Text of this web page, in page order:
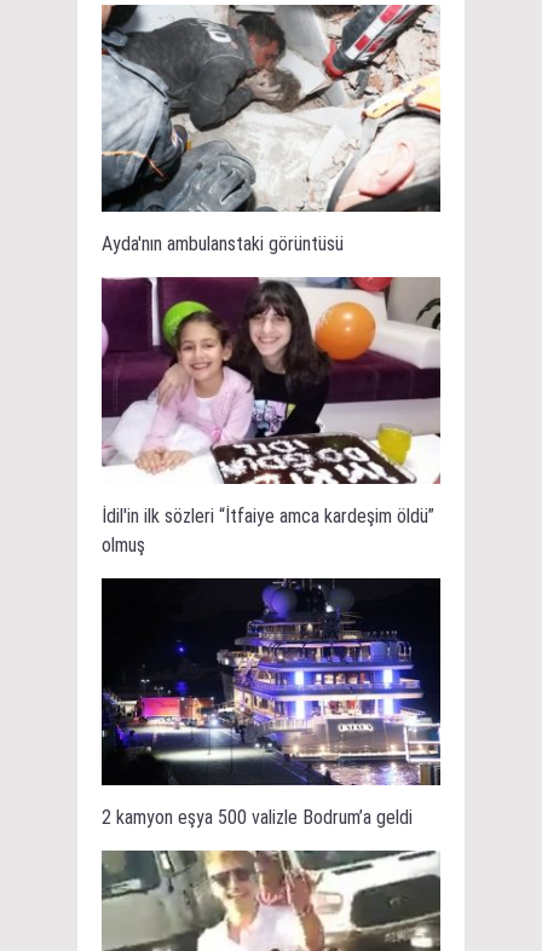
Ayda'nın ambulanstaki görüntüsü
İdil'in ilk sözleri “İtfaiye amca kardeşim öldü”
olmuş
2 kamyon eşya 500 valizle Bodrum’a geldi